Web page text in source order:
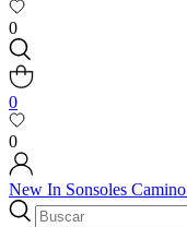
0
0
0
New In Sonsoles Camino